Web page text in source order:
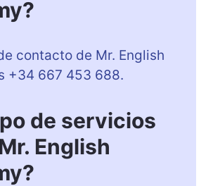
contacto de Mr. English
+34 667 453 688.
de servicios
English